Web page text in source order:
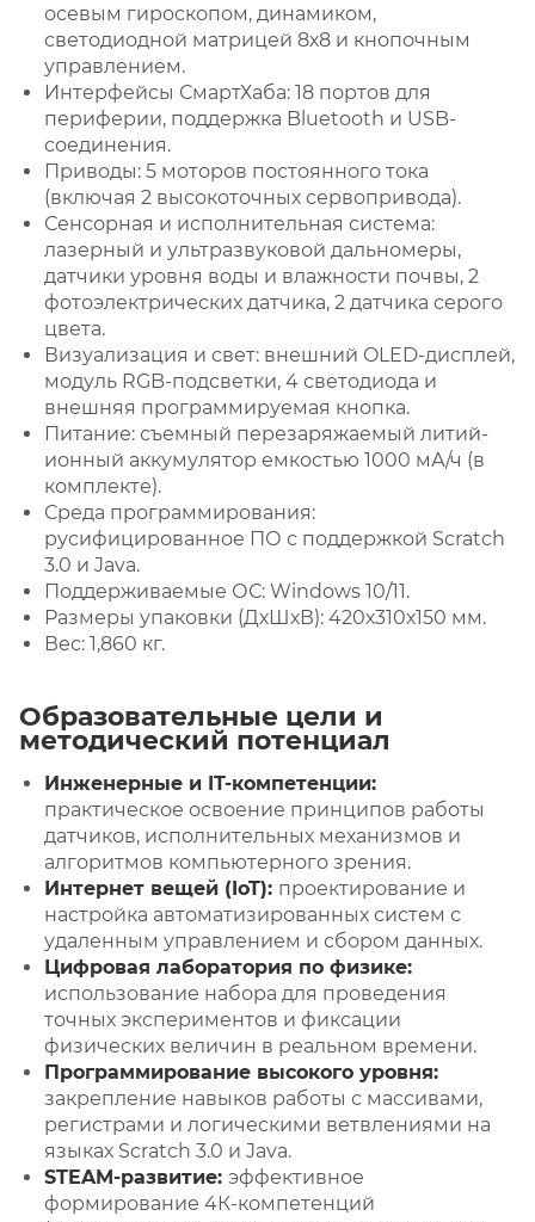
осевым гироскопом, динамиком,
светодиодной матрицей 8х8 и кнопочным
управлением.
Интерфейсы СмартХаба: 18 портов для
периферии, поддержка Bluetooth и USB-
соединения.
Приводы: 5 моторов постоянного тока
(включая 2 высокоточных сервопривода).
Сенсорная и исполнительная система:
лазерный и ультразвуковой дальномеры,
датчики уровня воды и влажности почвы, 2
фотоэлектрических датчика, 2 датчика серого
цвета.
Визуализация и свет: внешний OLED-дисплей,
модуль RGB-подсветки, 4 светодиода и
внешняя программируемая кнопка.
Питание: съемный перезаряжаемый литий-
ионный аккумулятор емкостью 1000 мА/ч (в
комплекте).
Среда программирования:
русифицированное ПО с поддержкой Scratch
3.0 и Java.
Поддерживаемые ОС: Windows 10/11.
Размеры упаковки (ДхШхВ): 420х310х150 мм.
Вес: 1,860 кг.
Образовательные цели и
методический потенциал
Инженерные и IT-компетенции:
практическое освоение принципов работы
датчиков, исполнительных механизмов и
алгоритмов компьютерного зрения.
Интернет вещей (IoT): проектирование и
настройка автоматизированных систем с
удаленным управлением и сбором данных.
Цифровая лаборатория по физике:
использование набора для проведения
точных экспериментов и фиксации
физических величин в реальном времени.
Программирование высокого уровня:
закрепление навыков работы с массивами,
регистрами и логическими ветвлениями на
языках Scratch 3.0 и Java.
STEAM-развитие: эффективное
формирование 4К-компетенций